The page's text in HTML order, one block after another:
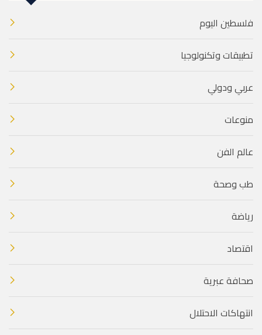
فلسطين اليوم
تطبيقات وتكنولوجيا
عربي ودولي
منوعات
عالم الفن
طب وصحة
رياضة
اقتصاد
صحافة عبرية
انتهاكات الاحتلال